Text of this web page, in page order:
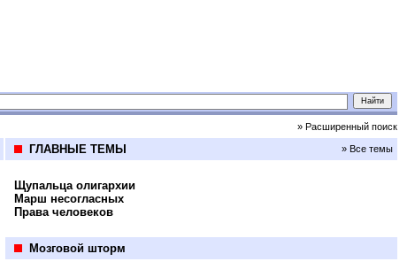
» Расширенный поиск
ГЛАВНЫЕ ТЕМЫ » Все темы
Щупальца олигархии
Марш несогласных
Права человеков
Мозговой шторм